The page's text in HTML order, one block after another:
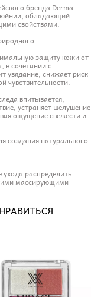
бренда Derma
обладающий
свойствами.
защиту кожи от
в сочетании с
увядание, снижает риск
чувствительности.
впитывается,
устраняет шелушение
ощущение свежести и
создания натурального
распределить
массирующими